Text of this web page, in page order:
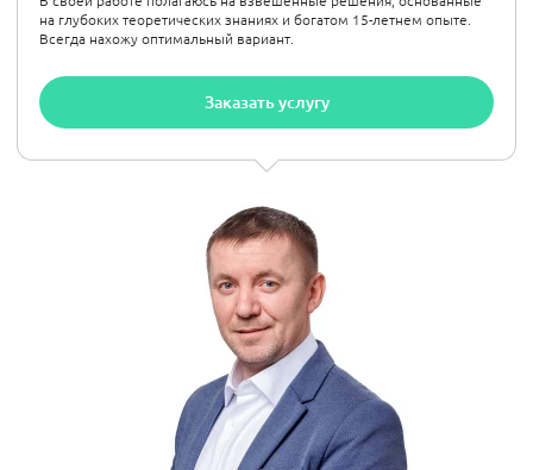
на глубоких теоретических знаниях и богатом 15-летнем опыте.
Всегда нахожу оптимальный вариант.
Заказать услугу